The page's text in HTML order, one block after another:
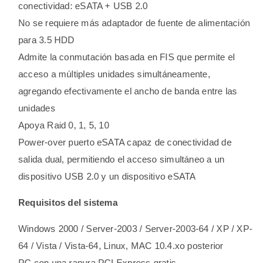
conectividad: eSATA + USB 2.0
No se requiere más adaptador de fuente de alimentación
para 3.5 HDD
Admite la conmutación basada en FIS que permite el
acceso a múltiples unidades simultáneamente,
agregando efectivamente el ancho de banda entre las
unidades
Apoya Raid 0, 1, 5, 10
Power-over puerto eSATA capaz de conectividad de
salida dual, permitiendo el acceso simultáneo a un
dispositivo USB 2.0 y un dispositivo eSATA
Requisitos del sistema
Windows 2000 / Server-2003 / Server-2003-64 / XP / XP-
64 / Vista / Vista-64, Linux, MAC 10.4.xo posterior